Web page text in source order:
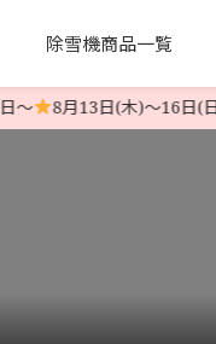
除雪機商品一覧
YAMAHA 中古除雪機
お客様の声
8月13日(木)〜16日(日)